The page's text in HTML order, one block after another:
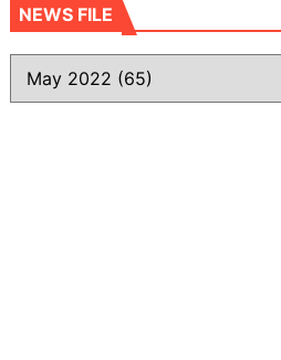
NEWS FILE